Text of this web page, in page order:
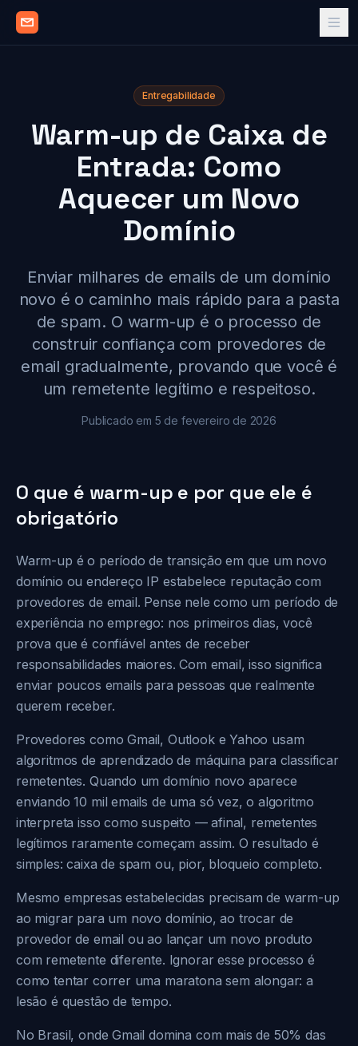
Entregabilidade
Warm-up de Caixa de
Entrada: Como
Aquecer um Novo
Domínio
Enviar milhares de emails de um domínio
novo é o caminho mais rápido para a pasta
de spam. O warm-up é o processo de
construir confiança com provedores de
email gradualmente, provando que você é
um remetente legítimo e respeitoso.
Publicado em 5 de fevereiro de 2026
O que é warm-up e por que ele é
obrigatório
Warm-up é o período de transição em que um novo
domínio ou endereço IP estabelece reputação com
provedores de email. Pense nele como um período de
experiência no emprego: nos primeiros dias, você
prova que é confiável antes de receber
responsabilidades maiores. Com email, isso significa
enviar poucos emails para pessoas que realmente
querem receber.
Provedores como Gmail, Outlook e Yahoo usam
algoritmos de aprendizado de máquina para classificar
remetentes. Quando um domínio novo aparece
enviando 10 mil emails de uma só vez, o algoritmo
interpreta isso como suspeito — afinal, remetentes
legítimos raramente começam assim. O resultado é
simples: caixa de spam ou, pior, bloqueio completo.
Mesmo empresas estabelecidas precisam de warm-up
ao migrar para um novo domínio, ao trocar de
provedor de email ou ao lançar um novo produto
com remetente diferente. Ignorar esse processo é
como tentar correr uma maratona sem alongar: a
lesão é questão de tempo.
No Brasil, onde Gmail domina com mais de 50% das